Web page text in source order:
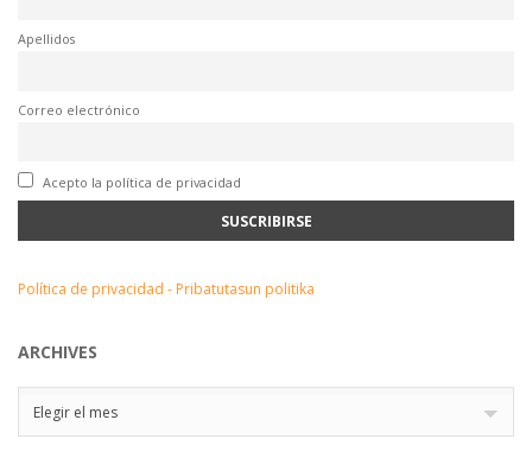
Apellidos
Correo electrónico
Acepto la política de privacidad
Política de privacidad - Pribatutasun politika
ARCHIVES
Elegir el mes